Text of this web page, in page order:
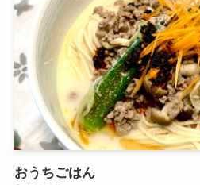
おうちごはん